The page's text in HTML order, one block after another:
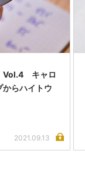
Vol.4 キャロ
からハイトウ
2021.09.13